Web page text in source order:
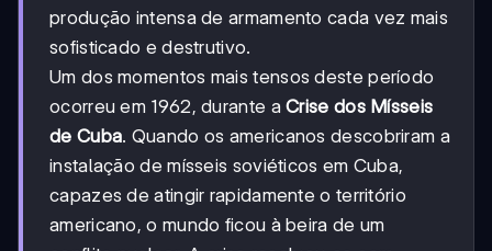
produção intensa de armamento cada vez mais
sofisticado e destrutivo.
Um dos momentos mais tensos deste período
ocorreu em 1962, durante aCrise dos Mísseis
de Cuba. Quando os americanos descobriram a
instalação de mísseis soviéticos em Cuba,
capazes de atingir rapidamente o território
americano, o mundo ficou à beira de um